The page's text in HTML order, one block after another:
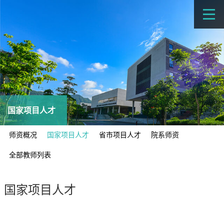
国家项目人才
师资概况 国家项目人才 省市项目人才 院系师资
全部教师列表
国家项目人才